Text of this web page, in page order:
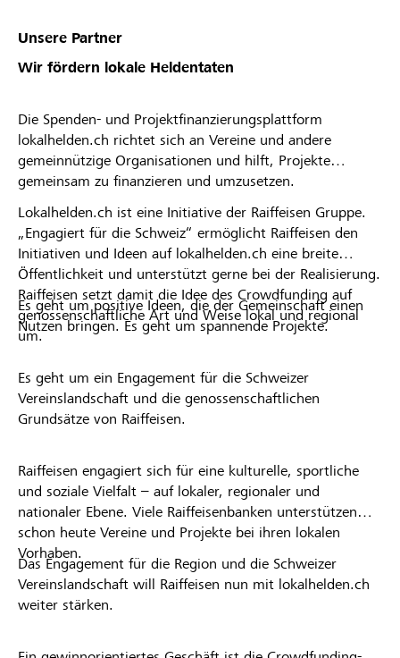
Unsere Partner
Wir fördern lokale Heldentaten
Die Spenden- und Projektfinanzierungsplattform
lokalhelden.ch richtet sich an Vereine und andere
gemeinnützige Organisationen und hilft, Projekte
gemeinsam zu finanzieren und umzusetzen.
Lokalhelden.ch ist eine Initiative der Raiffeisen Gruppe.
„Engagiert für die Schweiz“ ermöglicht Raiffeisen den
Initiativen und Ideen auf lokalhelden.ch eine breite
Öffentlichkeit und unterstützt gerne bei der Realisierung.
Raiffeisen setzt damit die Idee des Crowdfunding auf
genossenschaftliche Art und Weise lokal und regional
um.
Es geht um positive Ideen, die der Gemeinschaft einen
Nutzen bringen. Es geht um spannende Projekte.
Es geht um ein Engagement für die Schweizer
Vereinslandschaft und die genossenschaftlichen
Grundsätze von Raiffeisen.
Raiffeisen engagiert sich für eine kulturelle, sportliche
und soziale Vielfalt – auf lokaler, regionaler und
nationaler Ebene. Viele Raiffeisenbanken unterstützen
schon heute Vereine und Projekte bei ihren lokalen
Vorhaben.
Das Engagement für die Region und die Schweizer
Vereinslandschaft will Raiffeisen nun mit lokalhelden.ch
weiter stärken.